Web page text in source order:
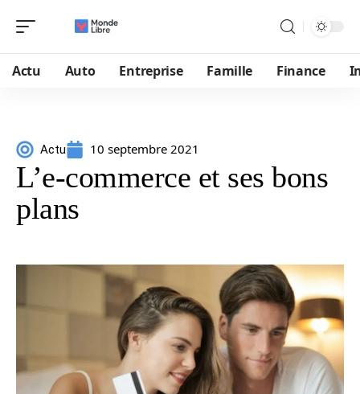
Actu Auto Entreprise Famille Finance
Actu 10 septembre 2021
L’e-commerce et ses bons
plans